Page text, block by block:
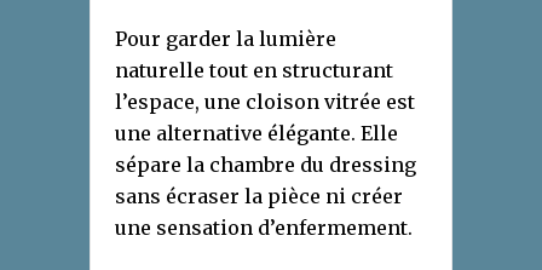
Pour garder la lumière
naturelle tout en structurant
l’espace, une cloison vitrée est
une alternative élégante. Elle
sépare la chambre du dressing
sans écraser la pièce ni créer
une sensation d’enfermement.